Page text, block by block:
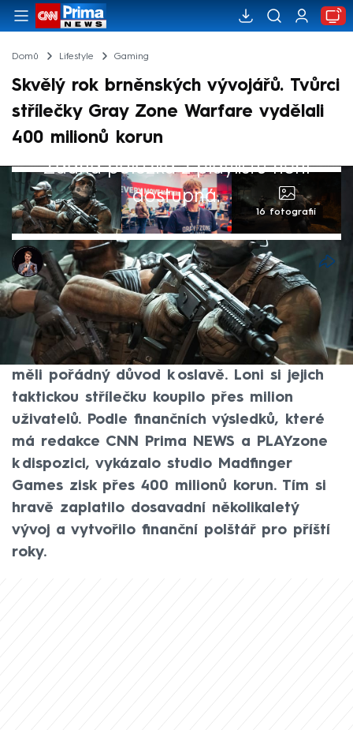
Domů Lifestyle Gaming
Skvělý rok brněnských vývojářů. Tvůrci
střílečky Gray Zone Warfare vydělali
400 milionů korun
Žádná položka z playlistu není
dostupná.
16 fotografií
Jan Hrušovský
12. čvn 2025, 09:43
Před několika týdny brněnské studio
Madfinger Games oslavilo první narozeniny
své videohry Gray Zone Warfare. Vývojáři
měli pořádný důvod k oslavě. Loni si jejich
taktickou střílečku koupilo přes milion
uživatelů. Podle finančních výsledků, které
má redakce CNN Prima NEWS a PLAYzone
k dispozici, vykázalo studio Madfinger
Games zisk přes 400 milionů korun. Tím si
hravě zaplatilo dosavadní několikaletý
vývoj a vytvořilo finanční polštář pro příští
roky.